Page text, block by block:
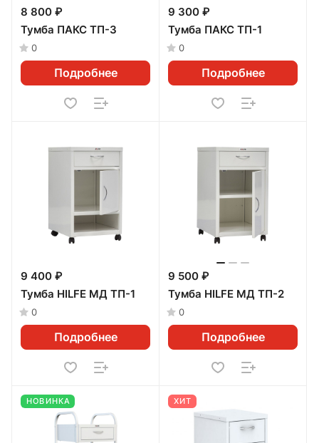
8 800 ₽
Тумба ПАКС ТП-3
0
Подробнее
9 300 ₽
Тумба ПАКС ТП-1
0
Подробнее
9 400 ₽
Тумба HILFE МД ТП-1
0
Подробнее
9 500 ₽
Тумба HILFE МД ТП-2
0
Подробнее
НОВИНКА ХИТ